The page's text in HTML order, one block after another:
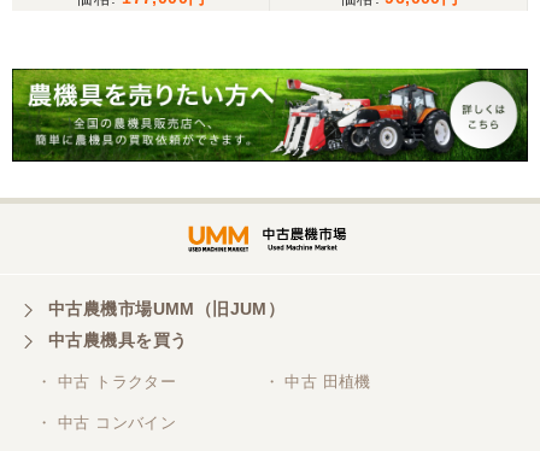
こちらの、対応も、よく、大変、満足、です。
三重県／谷本勝美
こちらの、対応、も、よくして、くれました。
対応も、よくしてくれました、有難うございまし
三重県／山本
対応ありがとうございました。
現状渡し【P11485814】
渡し【P11485817】
中古農機市場UMM（旧JUM）
中古農機具を買う
・ 中古 トラクター ・ 中古 田植機
・ 中古 コンバイン